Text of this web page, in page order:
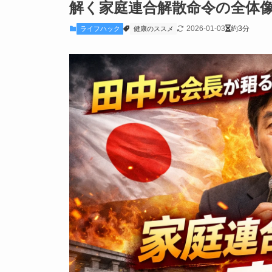
解く家庭連合解散命令の全体
ライフハック 健康のススメ 2026-01-03 約3分